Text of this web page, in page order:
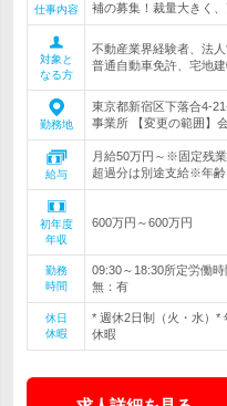
仕事内容
補の募集！裁量大きく
対象と
なる方
不動産業界経験者、法
普通自動車免許、宅地建
勤務地
東京都新宿区下落合4-
事業所 【変更の範囲】
給与
月給50万円～※固定残
超過分は別途支給※年
初年度
年収
600万円～600万円
勤務
時間
09:30～18:30所定労働
無：有
休日
休暇
* 週休2日制（火・水）*
休暇